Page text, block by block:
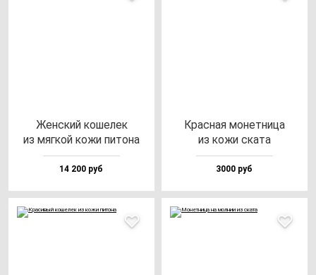
Жен­ский ко­ше­лек
из мяг­кой ко­жи пи­то­на
14 200 руб
Крас­ная мо­нет­ни­ца
из ко­жи ска­та
3000 руб